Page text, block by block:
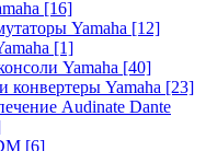
[16]
Yamaha [12]
[1]
Yamaha [40]
конвертеры Yamaha [23]
Audinate Dante
[6]